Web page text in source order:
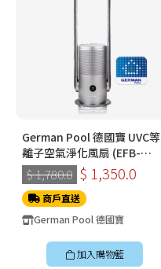
German Pool 德國寶 UVC等
離子空氣淨化風扇 (EFB-
PC30-SC)
$ 1,780.0 $ 1,350.0
商戶直送
German Pool 德國寶
加入購物籃